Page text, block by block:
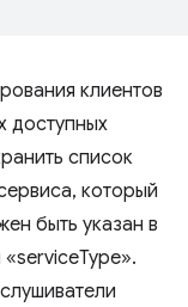
клиентов
доступных
список
который
быть указан в